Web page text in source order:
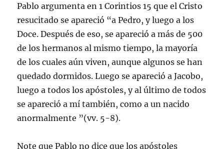
Pablo argumenta en 1 Corintios 15 que el Cristo
resucitado se apareció “a Pedro, y luego a los
Doce. Después de eso, se apareció a más de 500
de los hermanos al mismo tiempo, la mayoría
de los cuales aún viven, aunque algunos se han
quedado dormidos. Luego se apareció a Jacobo,
luego a todos los apóstoles, y al último de todos
se apareció a mí también, como a un nacido
anormalmente ”(vv. 5-8).
Note que Pablo no dice que los apóstoles